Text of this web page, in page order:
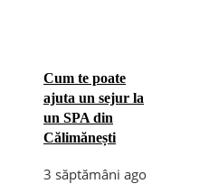
Cum te poate
ajuta un sejur la
un SPA din
Călimănești
3 săptămâni ago